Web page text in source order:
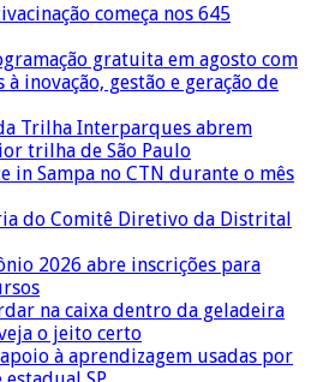
começa nos 645
gratuita em agosto com
inovação, gestão e geração de
Trilha Interparques abrem
trilha de São Paulo
in Sampa no CTN durante o mês
do Comitê Diretivo da Distrital
2026 abre inscrições para
na caixa dentro da geladeira
o jeito certo
à aprendizagem usadas por